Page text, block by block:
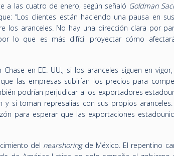
a las cuatro de enero, según señaló Goldman
“Los clientes están haciendo una pausa en
los aranceles. No hay una dirección clara por
lo que es más difícil proyectar cómo
en EE. UU., si los aranceles siguen en
las empresas subirían los precios para
podrían perjudicar a los exportadores
si toman represalias con sus propios aranceles.
para esperar que las exportaciones
del nearshoringde México. El repentino